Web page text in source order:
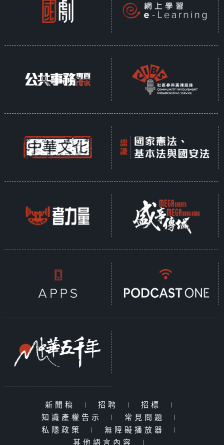
新聞稿 | 招聘 | 招標
|
知識產權告示
| 常見問題
|
私隱政策
| 無障礙播放器
|
其他語言內容
|